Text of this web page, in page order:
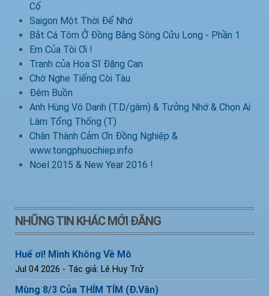
Cố
Saigon Một Thời Để Nhớ
Bắt Cá Tôm Ở Đồng Bằng Sông Cửu Long - Phần 1
Em Của Tôi Ơi !
Tranh của Họa Sĩ Đặng Can
Chờ Nghe Tiếng Còi Tàu
Đêm Buồn
Anh Hùng Vô Danh (T.D/gâm) & Tưởng Nhớ & Chọn Ai
Làm Tổng Thống (T)
Chân Thành Cảm Ơn Đồng Nghiệp &
www.tongphuochiep.info
Noel 2015 & New Year 2016 !
NHỮNG TIN KHÁC MỚI ĐĂNG
Huế ơi! Mình Không Về Mô
Jul 04 2026 - Tác giả: Lê Huy Trử
Mùng 8/3 Của THÍM TÍM (Đ.Văn)